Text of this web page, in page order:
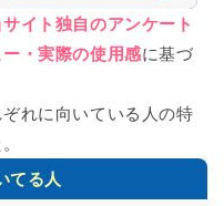
サイト独自のアンケート
・実際の使用感に基づ
れに向いている人の特
てる人